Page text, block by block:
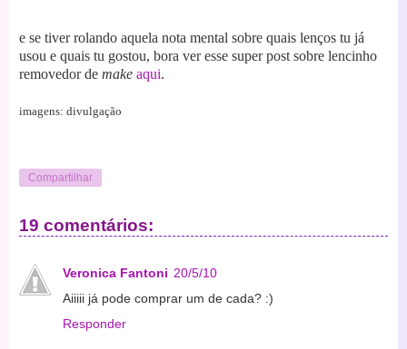
e se tiver rolando aquela nota mental sobre quais lenços tu já
usou e quais tu gostou, bora ver esse super post sobre lencinho
removedor de make aqui.
imagens: divulgação
Compartilhar
19 comentários:
Veronica Fantoni 20/5/10
Aiiiii já pode comprar um de cada? :)
Responder